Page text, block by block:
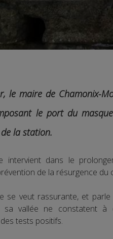
le maire de Chamonix-
le port du
la station.
intervient dans le
de la résurgence du
se veut rassurante, et
sa vallée ne constatent
tests positifs.